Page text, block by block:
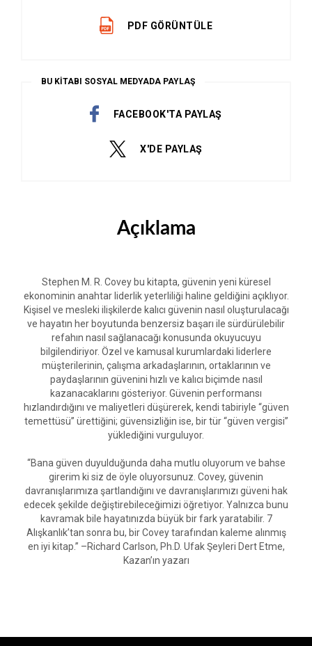
PDF GÖRÜNTÜLE
BU KİTABI SOSYAL MEDYADA PAYLAŞ
FACEBOOK'TA PAYLAŞ
X'DE PAYLAŞ
Açıklama
Stephen M. R. Covey bu kitapta, güvenin yeni küresel
ekonominin anahtar liderlik yeterliliği haline geldiğini açıklıyor.
Kişisel ve mesleki ilişkilerde kalıcı güvenin nasıl oluşturulacağı
ve hayatın her boyutunda benzersiz başarı ile sürdürülebilir
refahın nasıl sağlanacağı konusunda okuyucuyu
bilgilendiriyor. Özel ve kamusal kurumlardaki liderlere
müşterilerinin, çalışma arkadaşlarının, ortaklarının ve
paydaşlarının güvenini hızlı ve kalıcı biçimde nasıl
kazanacaklarını gösteriyor. Güvenin performansı
hızlandırdığını ve maliyetleri düşürerek, kendi tabiriyle “güven
temettüsü” ürettiğini; güvensizliğin ise, bir tür “güven vergisi”
yüklediğini vurguluyor.
“Bana güven duyulduğunda daha mutlu oluyorum ve bahse
girerim ki siz de öyle oluyorsunuz. Covey, güvenin
davranışlarımıza şartlandığını ve davranışlarımızı güveni hak
edecek şekilde değiştirebileceğimizi öğretiyor. Yalnızca bunu
kavramak bile hayatınızda büyük bir fark yaratabilir. 7
Alışkanlık’tan sonra bu, bir Covey tarafından kaleme alınmış
en iyi kitap.” –Richard Carlson, Ph.D. Ufak Şeyleri Dert Etme,
Kazan’ın yazarı